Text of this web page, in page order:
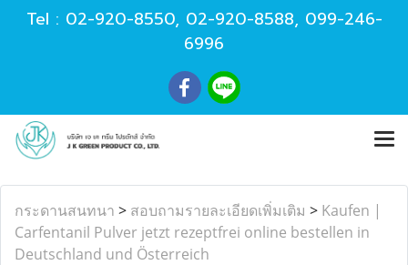
Tel : 02-920-8550, 02-920-8588, 099-246-
6996
กระดานสนทนา > สอบถามรายละเอียดเพิ่มเติม > Kaufen |
Carfentanil Pulver jetzt rezeptfrei online bestellen in
Deutschland und Österreich